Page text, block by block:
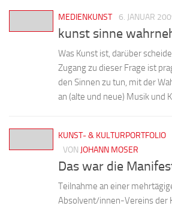
MEDIENKUNST 6. JANUAR
kunst sinne
Was Kunst ist, darüber
Zugang zu dieser Frage ist
den Sinnen zu tun, mit der
an (alte und neue) Musik und
KUNST- & KULTURPORTFOLIO
VON JOHANN MOSER
Das war die
Teilnahme an einer
Absolvent/innen-Vereins der